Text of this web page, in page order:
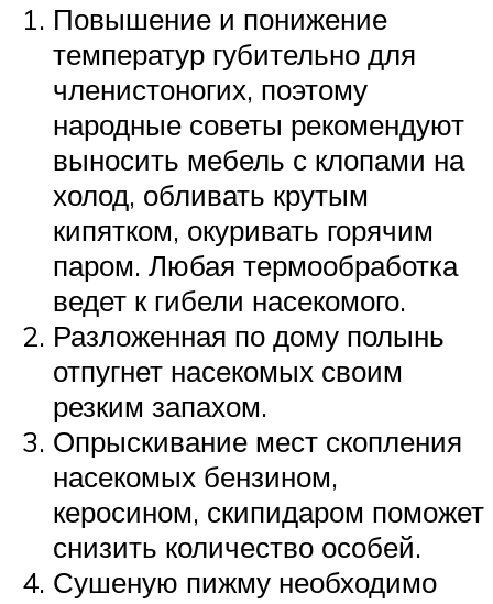
Повышение и понижение
температур губительно для
членистоногих, поэтому
народные советы рекомендуют
выносить мебель с клопами на
холод, обливать крутым
кипятком, окуривать горячим
паром. Любая термообработка
ведет к гибели насекомого.
Разложенная по дому полынь
отпугнет насекомых своим
резким запахом.
Опрыскивание мест скопления
насекомых бензином,
керосином, скипидаром поможет
снизить количество особей.
Сушеную пижму необходимо